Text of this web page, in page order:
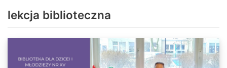
lekcja biblioteczna